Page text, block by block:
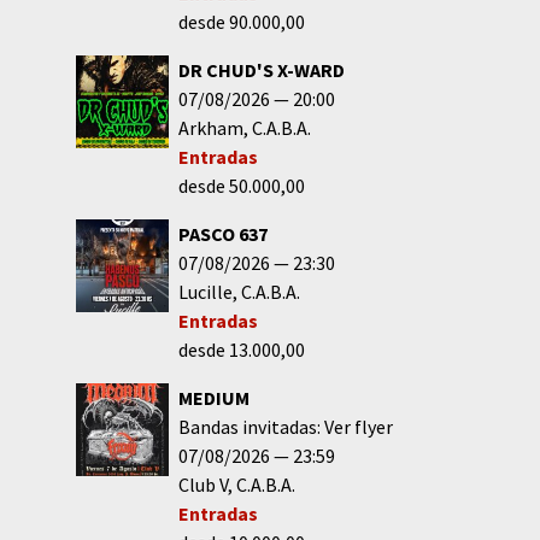
desde 90.000,00
DR CHUD'S X-WARD
07/08/2026
20:00
Arkham C.A.B.A.
Entradas
desde 50.000,00
PASCO 637
07/08/2026
23:30
Lucille C.A.B.A.
Entradas
desde 13.000,00
MEDIUM
Bandas invitadas: Ver flyer
07/08/2026
23:59
Club V C.A.B.A.
Entradas